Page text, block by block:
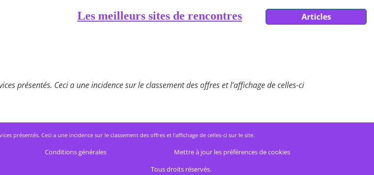
Les meilleurs sites de rencontres Articles
présentés. Ceci a une incidence sur le classement des offres et l’affichage de celles-ci
présentés. Ceci a une incidence sur le classement des offres et l’affichage de celles-ci sur le site.
Conditions générales
Mettre à jour les préférences de cookies
Tous droits réservés.